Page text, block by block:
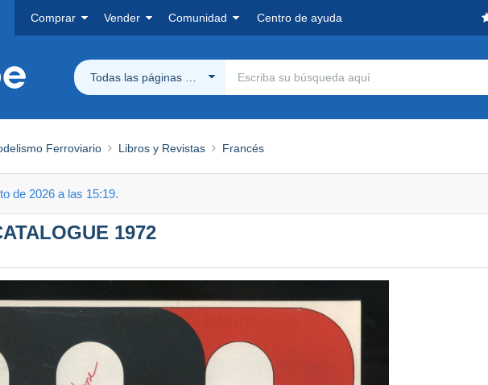
Comprar Vender Comunidad Centro de ayuda
Todas las páginas Delcampe
Ferroviario Libros y Revistas Francés
de 2026 a las 15:19.
1972